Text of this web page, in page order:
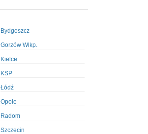
Bydgoszcz
Gorzów Wlkp.
Kielce
KSP
Łódź
Opole
Radom
Szczecin